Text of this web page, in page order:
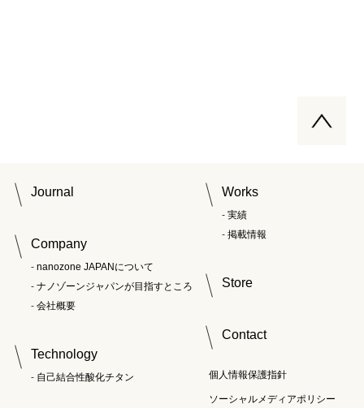
Journal
Company
nanozone JAPANについて
ナノゾーンジャパンが目指すところ
会社概要
Technology
自己結合性酸化チタン
Works
実績
掲載情報
Store
Contact
個人情報保護指針
ソーシャルメディアポリシー